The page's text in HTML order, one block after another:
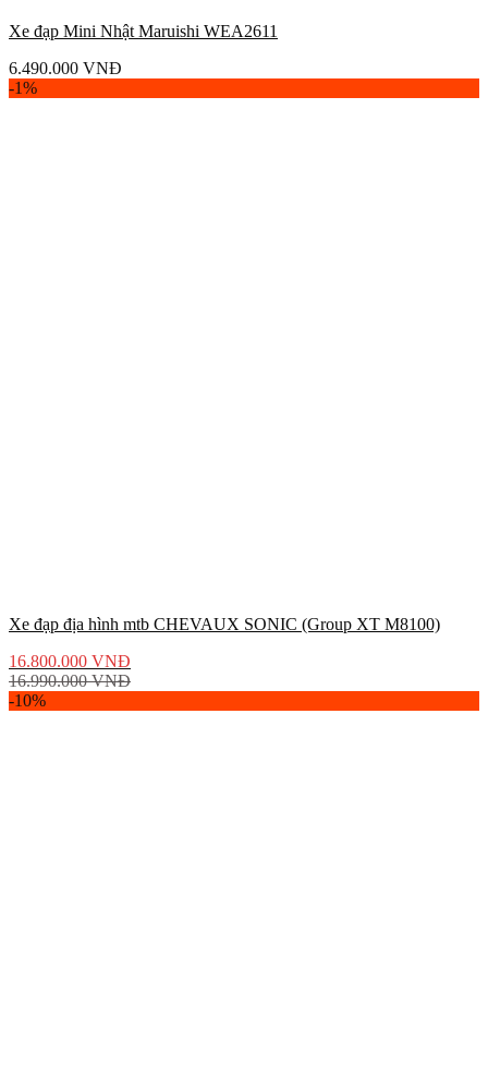
Xe đạp Mini Nhật Maruishi WEA2611
6.490.000 VNĐ
-1%
Xe đạp địa hình mtb CHEVAUX SONIC (Group XT M8100)
16.800.000 VNĐ
16.990.000VNĐ
-10%